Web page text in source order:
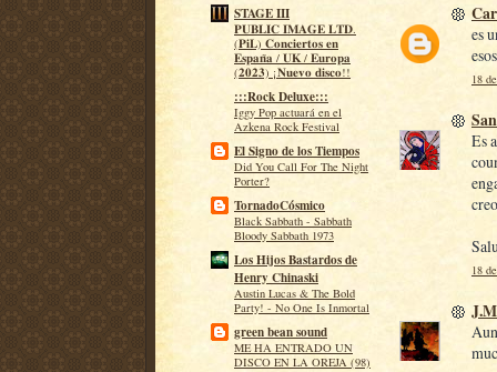
STAGE III
𝐏𝐔𝐁𝐋𝐈𝐂 𝐈𝐌𝐀𝐆𝐄 𝐋𝐓𝐃.
(𝐏𝐢𝐋) 𝐂𝐨𝐧𝐜𝐢𝐞𝐫𝐭𝐨𝐬 𝐞𝐧
𝐄𝐬𝐩𝐚𝐧̃𝐚 / 𝐔𝐊 / 𝐄𝐮𝐫𝐨𝐩𝐚
(𝟐𝟎𝟐𝟑) ¡𝐍𝐮𝐞𝐯𝐨 𝐝𝐢𝐬𝐜𝐨!!
:::Rock Deluxe:::
Iggy Pop actuará en el
Azkena Rock Festival
El Signo de los Tiempos
Did You Call For The Night
Porter?
TornadoCósmico
Black Sabbath - Sabbath
Bloody Sabbath 1973
Los Hijos Bastardos de
Henry Chinaski
Austin Lucas & The Bold
Party! - No One Is Inmortal
green bean sound
ME HA ENTRADO UN
DISCO EN LA OREJA (98)
es
18
Es
18